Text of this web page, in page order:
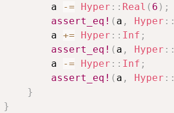
a
-= Hyper :: Real ( 6 ) ;
assert_eq! ( a , Hyper ::
a
+= Hyper :: Inf ;
assert_eq! ( a , Hyper ::
a
-= Hyper :: Inf ;
assert_eq! ( a , Hyper ::
}
}